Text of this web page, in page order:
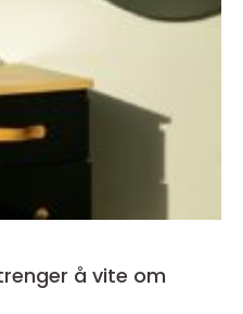
å vite om